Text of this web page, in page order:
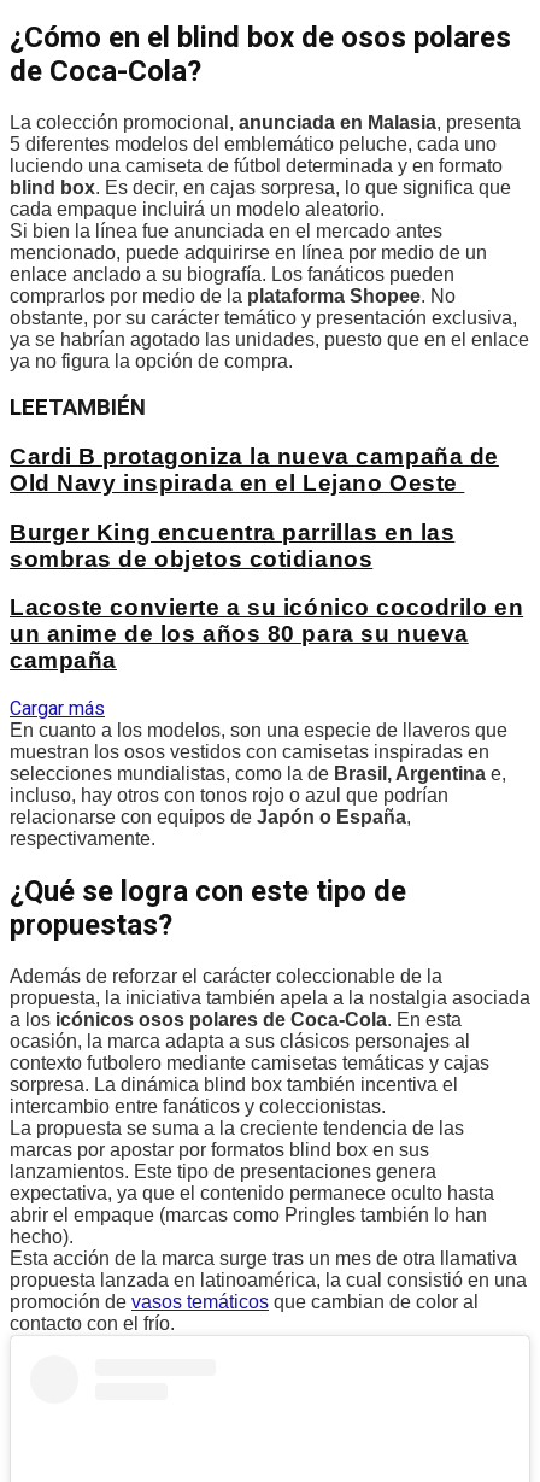
¿Cómo en el blind box de osos polares
de Coca-Cola?
La colección promocional, anunciada en Malasia, presenta
5 diferentes modelos del emblemático peluche, cada uno
luciendo una camiseta de fútbol determinada y en formato
blind box. Es decir, en cajas sorpresa, lo que significa que
cada empaque incluirá un modelo aleatorio.
Si bien la línea fue anunciada en el mercado antes
mencionado, puede adquirirse en línea por medio de un
enlace anclado a su biografía. Los fanáticos pueden
comprarlos por medio de la plataforma Shopee. No
obstante, por su carácter temático y presentación exclusiva,
ya se habrían agotado las unidades, puesto que en el enlace
ya no figura la opción de compra.
LEETAMBIÉN
Cardi B protagoniza la nueva campaña de
Old Navy inspirada en el Lejano Oeste
Burger King encuentra parrillas en las
sombras de objetos cotidianos
Lacoste convierte a su icónico cocodrilo en
un anime de los años 80 para su nueva
campaña
Cargar más
En cuanto a los modelos, son una especie de llaveros que
muestran los osos vestidos con camisetas inspiradas en
selecciones mundialistas, como la de Brasil, Argentina e,
incluso, hay otros con tonos rojo o azul que podrían
relacionarse con equipos de Japón o España,
respectivamente.
¿Qué se logra con este tipo de
propuestas?
Además de reforzar el carácter coleccionable de la
propuesta, la iniciativa también apela a la nostalgia asociada
a los icónicos osos polares de Coca-Cola. En esta
ocasión, la marca adapta a sus clásicos personajes al
contexto futbolero mediante camisetas temáticas y cajas
sorpresa. La dinámica blind box también incentiva el
intercambio entre fanáticos y coleccionistas.
La propuesta se suma a la creciente tendencia de las
marcas por apostar por formatos blind box en sus
lanzamientos. Este tipo de presentaciones genera
expectativa, ya que el contenido permanece oculto hasta
abrir el empaque (marcas como Pringles también lo han
hecho).
Esta acción de la marca surge tras un mes de otra llamativa
propuesta lanzada en latinoamérica, la cual consistió en una
promoción de vasos temáticos que cambian de color al
contacto con el frío.